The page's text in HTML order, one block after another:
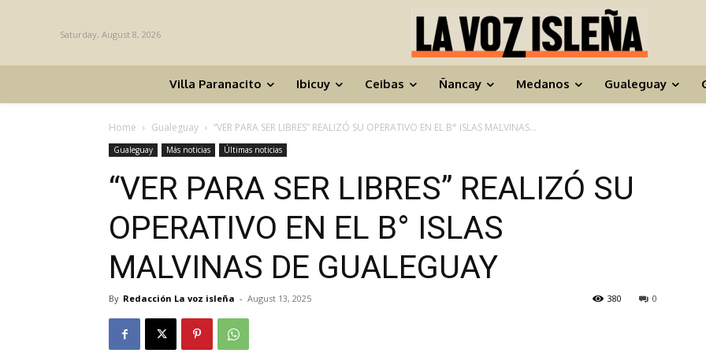
Saturday, August 8, 2026
Villa Paranacito Ibicuy Ceibas Ñancay Medanos Gualeguay
Home Gualeguay “VER PARA SER LIBRES” REALIZÓ SU OPERATIVO EN EL B° ISLAS MALVINAS...
Gualeguay Más noticias Últimas noticias
“VER PARA SER LIBRES” REALIZÓ SU
OPERATIVO EN EL B° ISLAS
MALVINAS DE GUALEGUAY
By Redacción La voz isleña - August 13, 2025 0
380